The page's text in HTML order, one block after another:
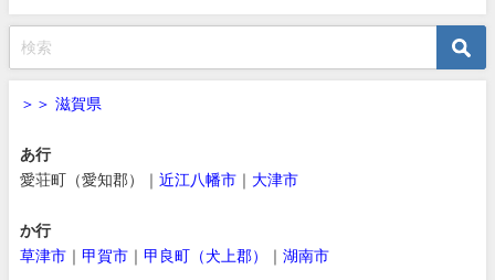
＞＞ 滋賀県
あ行
愛荘町（愛知郡）｜ 近江八幡市 ｜ 大津市
か行
草津市 ｜ 甲賀市 ｜ 甲良町（犬上郡） ｜ 湖南市